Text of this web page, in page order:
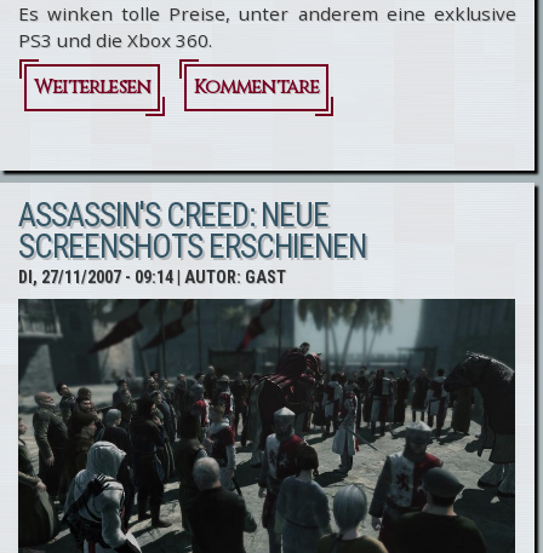
Es winken tolle Preise, unter anderem eine exklusive
PS3 und die Xbox 360.
Weiterlesen
über
Creed:
Neues
Gewinnspiel
Kommentare
ASSASSIN'S CREED: NEUE
SCREENSHOTS ERSCHIENEN
DI, 27/11/2007 - 09:14| AUTOR: GAST